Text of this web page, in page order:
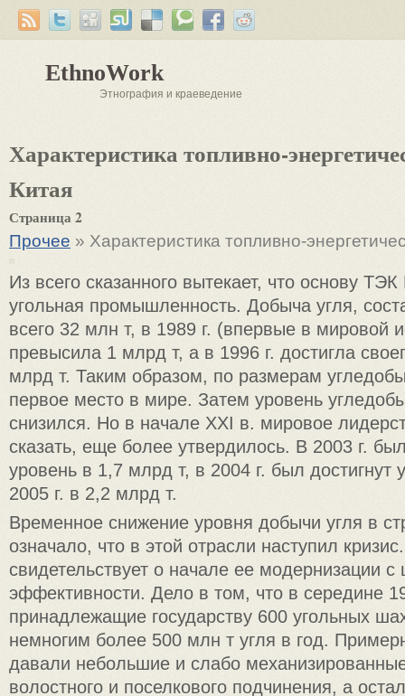
EthnoWork
Этнография и краеведение
Характеристика топливно-
Китая
Страница 2
Прочее » Характеристика топливно-
Из всего сказанного вытекает, что основу ТЭК
угольная промышленность. Добыча угля,
всего 32 млн т, в 1989 г. (впервые в мировой
превысила 1 млрд т, а в 1996 г. достигла
млрд т. Таким образом, по размерам
первое место в мире. Затем уровень
снизился. Но в начале XXI в. мировое
сказать, еще более утвердилось. В 2003 г.
уровень в 1,7 млрд т, в 2004 г. был достигнут
2005 г. в 2,2 млрд т.
Временное снижение уровня добычи угля в
означало, что в этой отрасли наступил
свидетельствует о начале ее модернизации
эффективности. Дело в том, что в середине
принадлежащие государству 600 угольных
немногим более 500 млн т угля в год.
давали небольшие и слабо
волостного и поселкового подчинения, а